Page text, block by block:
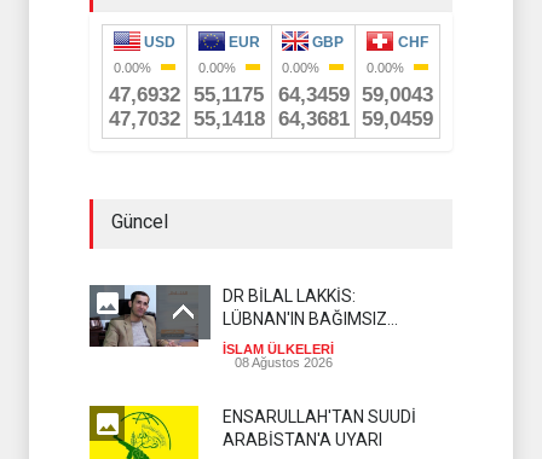
Güncel
DR BİLAL LAKKİS:
LÜBNAN'IN BAĞIMSIZ
OLMASI İSTENMİYOR
İSLAM ÜLKELERİ
08 Ağustos 2026
ENSARULLAH'TAN SUUDİ
ARABİSTAN'A UYARI